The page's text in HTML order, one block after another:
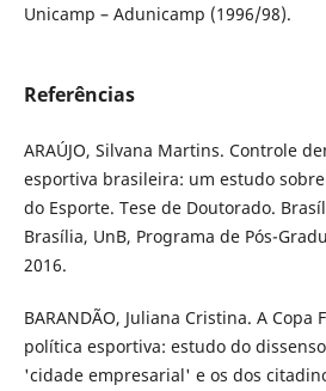
Unicamp – Adunicamp (1996/98).
Referências
ARAÚJO, Silvana Martins. Controle
esportiva brasileira: um estudo
do Esporte. Tese de Doutorado.
Brasília, UnB, Programa de Pós-
2016.
BARANDÃO, Juliana Cristina. A Copa
política esportiva: estudo do
'cidade empresarial' e os dos